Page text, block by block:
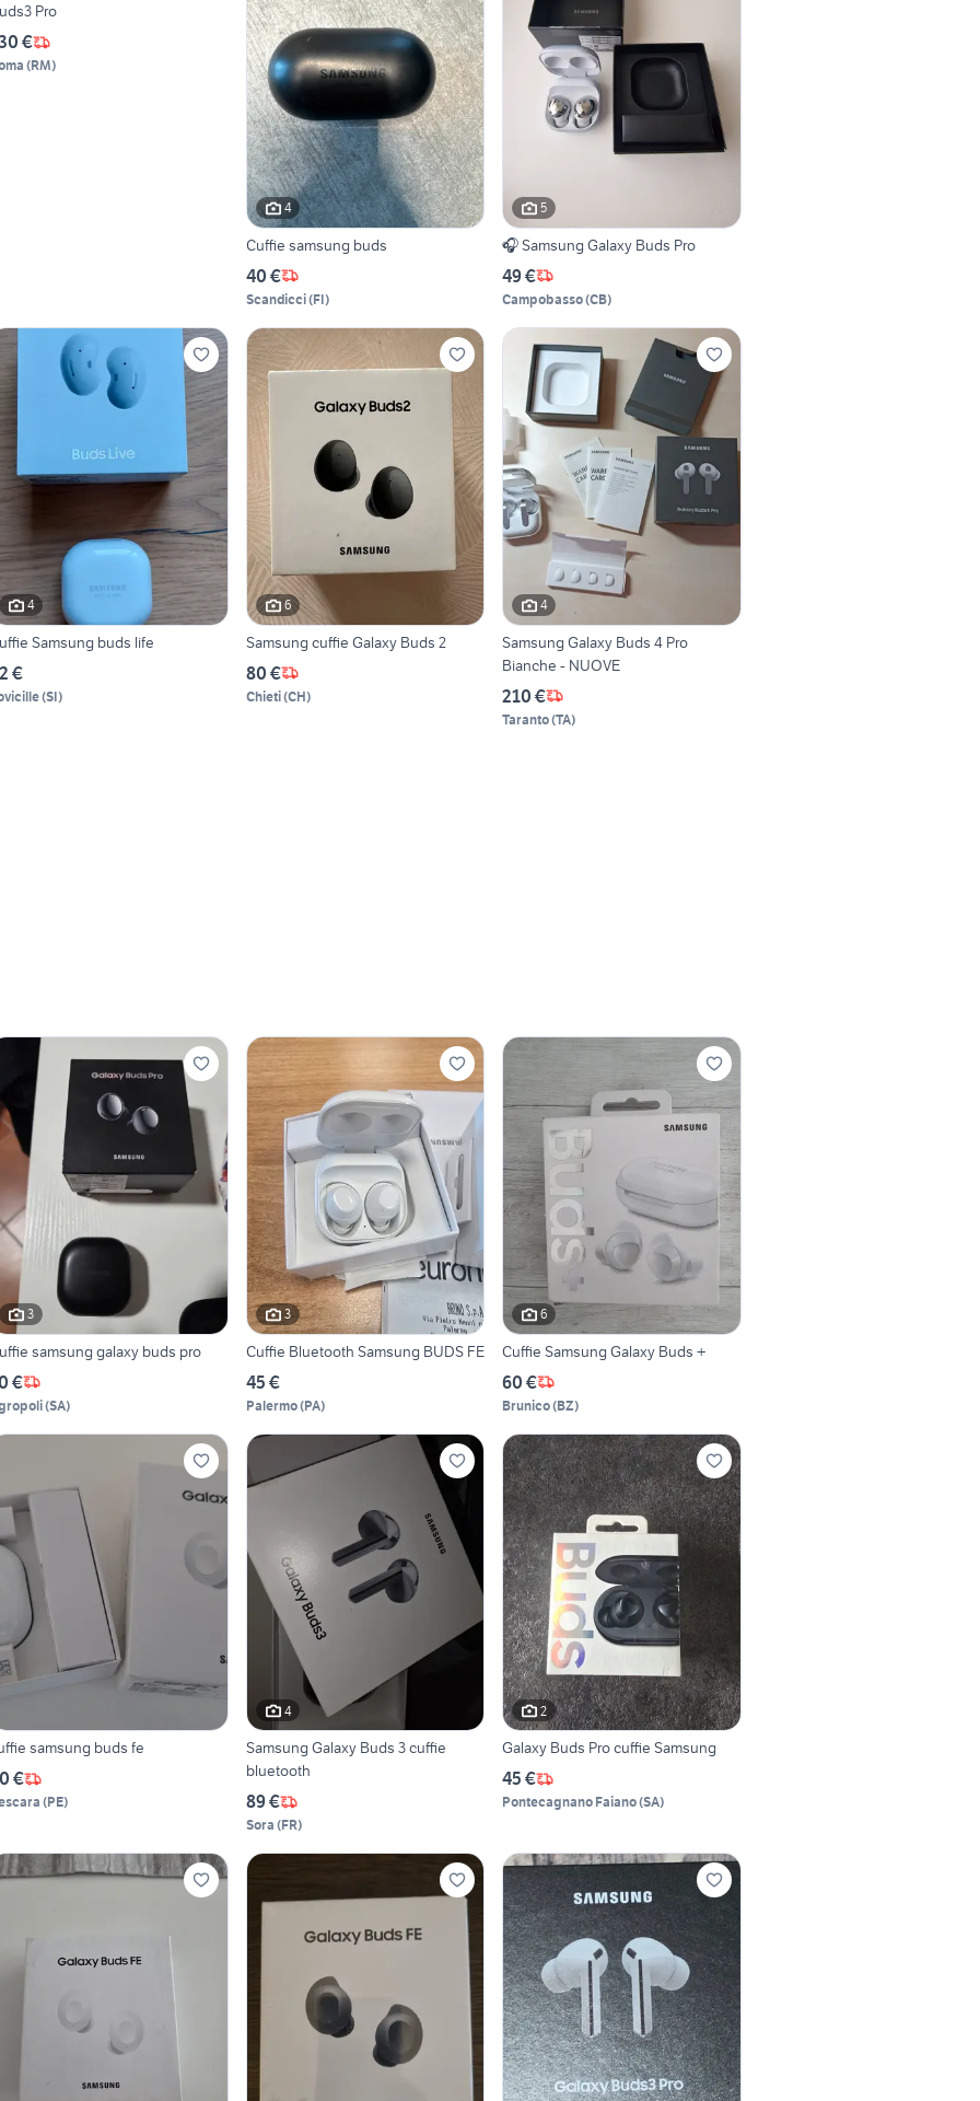
Pro
€
(RM)
4
Cuffie samsung buds
40 €
Scandicci(FI)
5
🎧 Samsung Galaxy Buds Pro
49 €
Campobasso(CB)
4
Samsung buds life
€
(SI)
6
Samsung cuffie Galaxy Buds 2
80 €
Chieti(CH)
4
Samsung Galaxy Buds 4 Pro
Bianche - NUOVE
210 €
Taranto(TA)
3
samsung galaxy buds pro
€
(SA)
3
Cuffie Bluetooth Samsung BUDS FE
45 €
Palermo(PA)
6
Cuffie Samsung Galaxy Buds +
60 €
Brunico(BZ)
samsung buds fe
€
(PE)
4
Samsung Galaxy Buds 3 cuffie
bluetooth
89 €
Sora (FR)
2
Galaxy Buds Pro cuffie Samsung
45 €
Pontecagnano Faiano(SA)